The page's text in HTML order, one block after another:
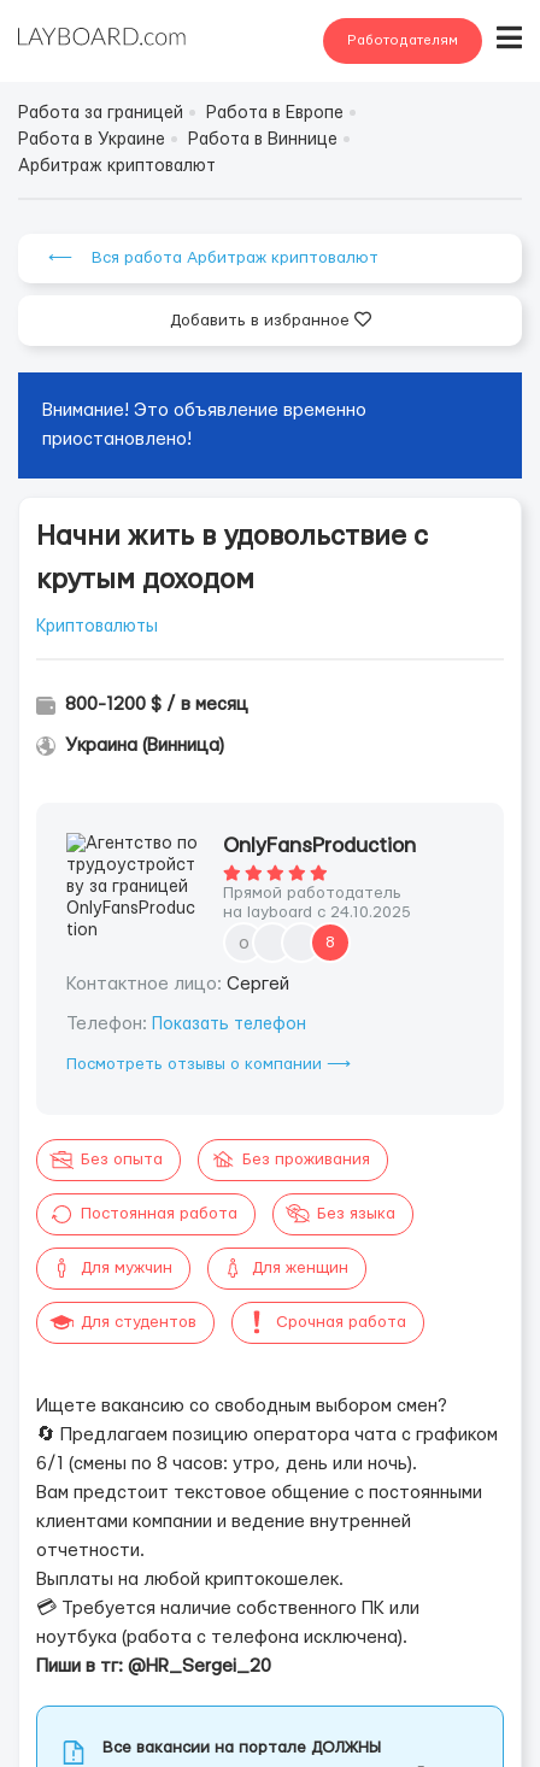
Работодателям
Работа за границей
Работа в Европе
Работа в Украине
Работа в Виннице
Арбитраж криптовалют
⟵ Вся работа Арбитраж криптовалют
Добавить в избранное
Внимание! Это объявление временно
приостановлено!
Начни жить в удовольствие с
крутым доходом
Криптовалюты
800-1200 $ / в месяц
Украина (Винница)
OnlyFansProduction
Прямой работодатель
на layboard с 24.10.2025
o 8
Контактное лицо: Сергей
Телефон: Показать телефон
Посмотреть отзывы о компании ⟶
Без опыта Без проживания
Постоянная работа Без языка
Для мужчин Для женщин
Для студентов Срочная работа
Ищете вакансию со свободным выбором смен?
🔄 Предлагаем позицию оператора чата с графиком
6/1 (смены по 8 часов: утро, день или ночь).
Вам предстоит текстовое общение с постоянными
клиентами компании и ведение внутренней
отчетности.
Выплаты на любой криптокошелек.
💳 Требуется наличие собственного ПК или
ноутбука (работа с телефона исключена).
Пиши в тг: @HR_Sergei_20
Все вакансии на портале ДОЛЖНЫ